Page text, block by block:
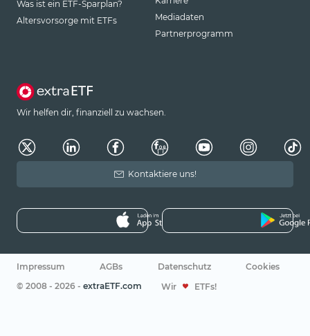
Was ist ein ETF-Sparplan?
Altersvorsorge mit ETFs
Mediadaten
Partnerprogramm
Wir helfen dir, finanziell zu wachsen.
Kontaktiere uns!
Impressum AGBs Datenschutz
Cookies
© 2008 - 2026 - extraETF.com Wir ETFs!